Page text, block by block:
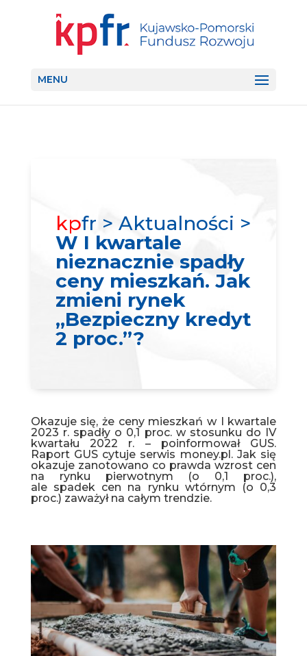
MENU
kpfr > Aktualności >
W I kwartale
nieznacznie spadły
ceny mieszkań. Jak
zmieni rynek
„Bezpieczny kredyt
2 proc.”?
Okazuje się, że ceny mieszkań w I kwartale
2023 r. spadły o 0,1 proc. w stosunku do IV
kwartału 2022 r. – poinformował GUS.
Raport GUS cytuje serwis money.pl. Jak się
okazuje zanotowano co prawda wzrost cen
na rynku pierwotnym (o 0,1 proc.),
ale spadek cen na rynku wtórnym (o 0,3
proc.) zaważył na całym trendzie.